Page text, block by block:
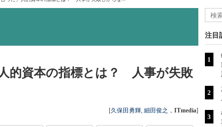
的資本の指標とは？ 人事が失敗
[久保田勇輝, 細田俊之 ， ITmedia]
注目